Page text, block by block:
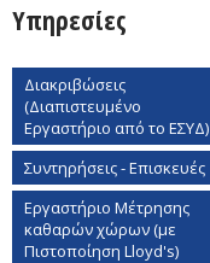
Υπηρεσίες
Διακριβώσεις
(Διαπιστευμένο
Εργαστήριο από το ΕΣΥΔ)
Συντηρήσεις - Επισκευές
Εργαστήριο Mέτρησης
καθαρών χώρων (με
Πιστοποίηση Lloyd's)